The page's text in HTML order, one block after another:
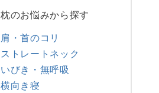
枕のお悩みから探す
肩・首のコリ
ストレートネック
いびき・無呼吸
横向き寝